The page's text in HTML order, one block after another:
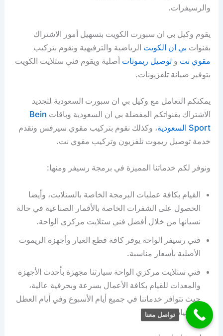
والرسيفرات.
يقوم وكيل بي ان سبورت الكويت بتسهيل أمور الاشتراك
بقنوات بي ان الكويت الرياضية والترفيهية ونقوم بتركيب
مقوي نت وتوصيل ريموتات أصلية ويقوم فني ستلايت الكويت
بتوفير صيانة تلفزيونات.
يمكنكم التعامل مع وكيل بي ان سبورت السعودية لتجديد
الاشتراك بقنواتكم المفضلة بي ان السعودية وباقات Bein
Sport السعودية
، وكذلك نقوم بتركيب مقوي سيرفس ونقدم
خدمة توصيل ريموت تلفزيون وتركيب مقوي نت.
ونوفر لكم خدماتنا المميزة في برمجة رسيفر ومنها:
القيام بكافة عمليات البرمجة الخاصة بالستلايت، وأيضا
الحصول على الشفرات الخاصة بالأقمار الصناعية في حالة
نسيانها من خلال أفضل فني ستلايت مركزي الواحة.
فني رسيفر الواحة يوفر كافة قطع الغيار وأجهزة الريموت
الأصلية بأسعار مناسبة.
فني ستلايت مركزي الواحة سيارتنا مجهزة بأحدث الأجهزة
والمعدات للقيام بكافة الأعمال بسرعة وبحرفية عالية،
حيث تتوافر خدماتنا في جميع أيام الأسبوع وفي أيام العطل
والأعياد.تواصل معنا